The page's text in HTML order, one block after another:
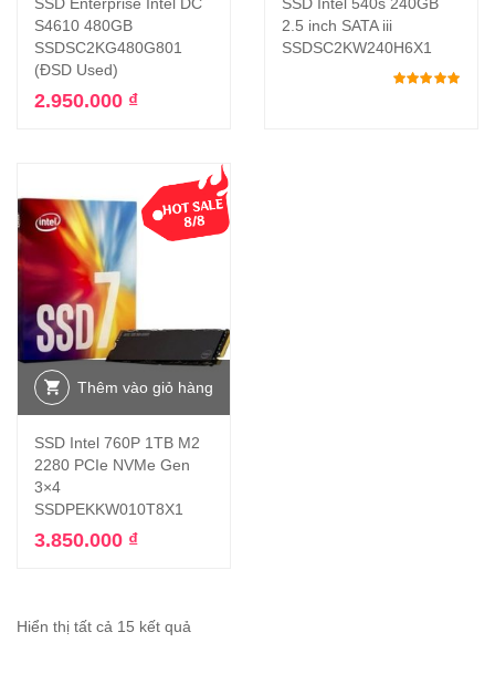
S4610 480GB
SSDSC2KG480G801
(ĐSD Used)
2.950.000 ₫
2.5 inch SATA iii
SSDSC2KW240H6X1
Thêm vào giỏ hàng
SSD Intel 760P 1TB M2
2280 PCIe NVMe Gen
3×4
SSDPEKKW010T8X1
3.850.000 ₫
Hiển thị tất cả 15 kết quả